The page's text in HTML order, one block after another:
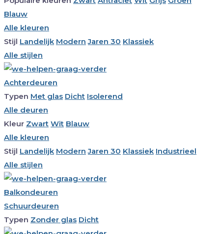
Blauw
Alle kleuren
Stijl Landelijk Modern Jaren 30 Klassiek
Alle stijlen
Achterdeuren
Typen Met glas Dicht Isolerend
Alle deuren
Kleur Zwart Wit Blauw
Alle kleuren
Stijl Landelijk Modern Jaren 30 Klassiek Industrieel
Alle stijlen
Balkondeuren
Schuurdeuren
Typen Zonder glas Dicht